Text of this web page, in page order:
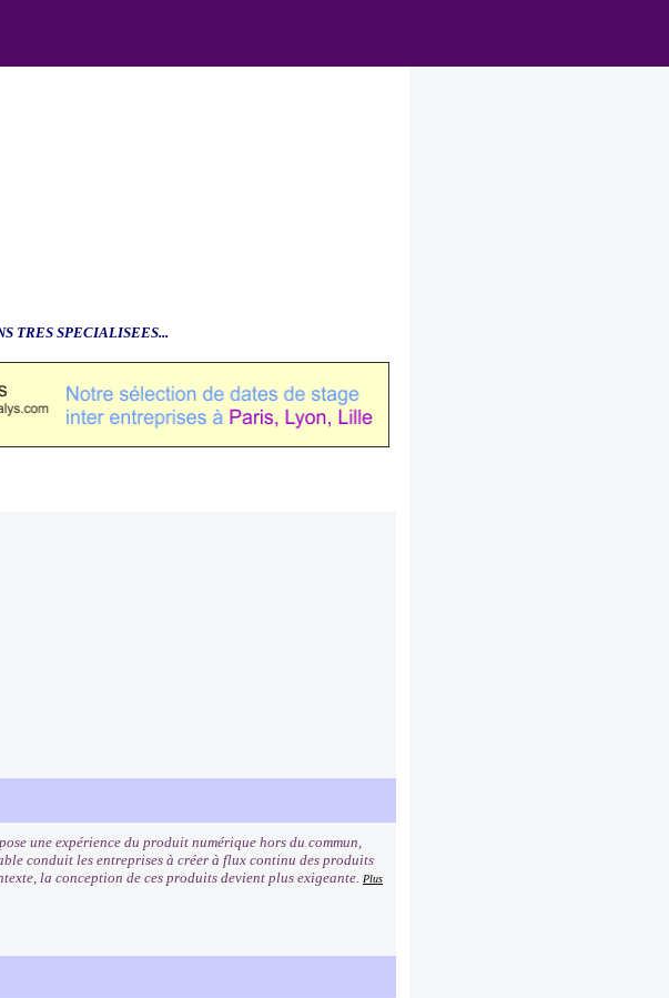
TRES SPECIALISEES...
une expérience du produit numérique hors du commun,
conduit les entreprises à créer à flux continu des produits
la conception de ces produits devient plus exigeante. Plus